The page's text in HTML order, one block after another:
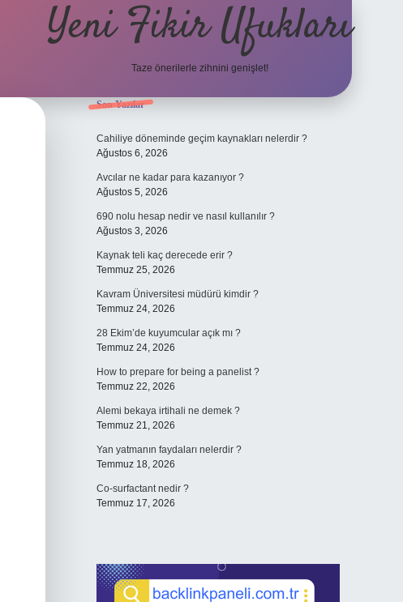
Yeni Fikir Ufukları
Taze önerilerle zihnini genişlet!
Sidebar
Son Yazılar
Cahiliye döneminde geçim kaynakları nelerdir ?
Ağustos 6, 2026
Avcılar ne kadar para kazanıyor ?
Ağustos 5, 2026
690 nolu hesap nedir ve nasıl kullanılır ?
Ağustos 3, 2026
Kaynak teli kaç derecede erir ?
Temmuz 25, 2026
Kavram Üniversitesi müdürü kimdir ?
Temmuz 24, 2026
28 Ekim’de kuyumcular açık mı ?
Temmuz 24, 2026
How to prepare for being a panelist ?
Temmuz 22, 2026
Alemi bekaya irtihali ne demek ?
Temmuz 21, 2026
Yan yatmanın faydaları nelerdir ?
Temmuz 18, 2026
Co-surfactant nedir ?
Temmuz 17, 2026